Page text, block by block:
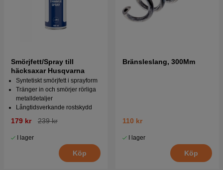
Smörjfett/Spray till
häcksaxar Husqvarna
Syntetiskt smörjfett i sprayform
Tränger in och smörjer rörliga
metalldetaljer
Långtidsverkande rostskydd
179 kr 239 kr
I lager
Köp
Bränsleslang, 300Mm
110 kr
I lager
Köp